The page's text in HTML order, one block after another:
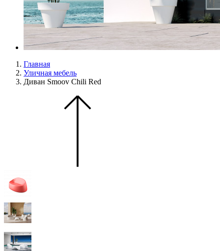
Главная
Уличная мебель
Диван Smoov Chili Red